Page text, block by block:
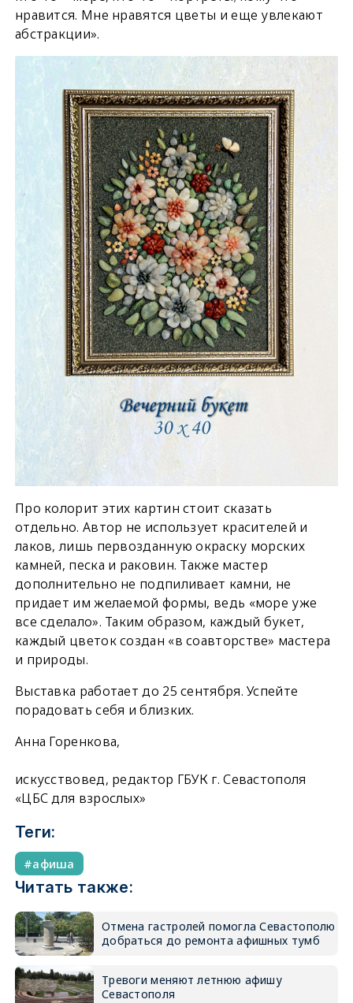
нравится. Мне нравятся цветы и еще увлекают
абстракции».
Про колорит этих картин стоит сказать
отдельно. Автор не использует красителей и
лаков, лишь первозданную окраску морских
камней, песка и раковин. Также мастер
дополнительно не подпиливает камни, не
придает им желаемой формы, ведь «море уже
все сделало». Таким образом, каждый букет,
каждый цветок создан «в соавторстве» мастера
и природы.
Выставка работает до 25 сентября. Успейте
порадовать себя и близких.
Анна Горенкова,
искусствовед, редактор ГБУК г. Севастополя
«ЦБС для взрослых»
Теги:
афиша
Читать также:
Отмена гастролей помогла Севастополю
добраться до ремонта афишных тумб
Тревоги меняют летнюю афишу
Севастополя